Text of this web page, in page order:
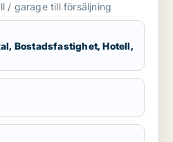
/ garage till försäljning
Bostadsfastighet, Hotell,